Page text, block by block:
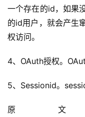
一个存在的id，如果
的id用户，就会产生
权访问。
4、OAuth授权。
5、Sessionid。
原